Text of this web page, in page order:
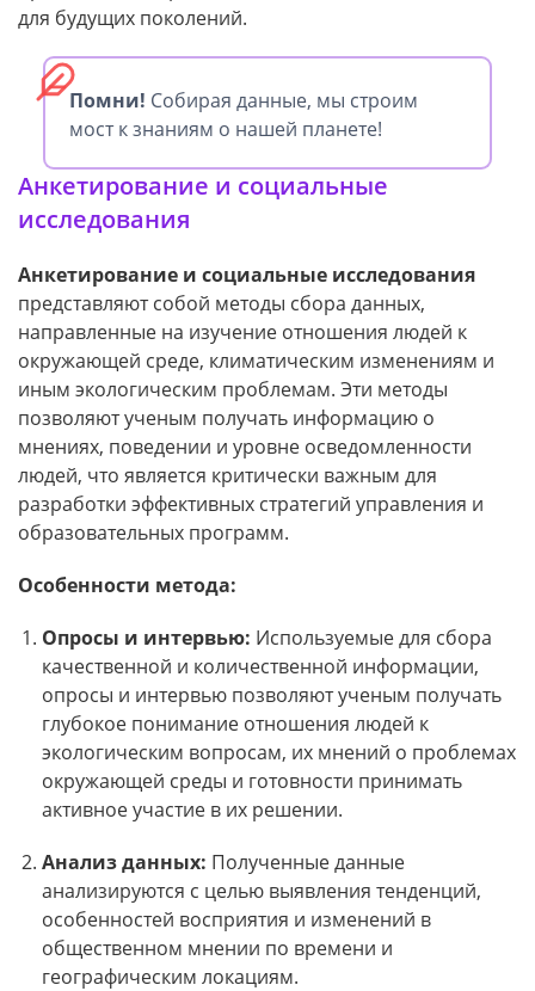
для будущих поколений.
Помни! Собирая данные, мы строим
мост к знаниям о нашей планете!
Анкетирование и социальные
исследования
Анкетирование и социальные исследования
представляют собой методы сбора данных,
направленные на изучение отношения людей к
окружающей среде, климатическим изменениям и
иным экологическим проблемам. Эти методы
позволяют ученым получать информацию о
мнениях, поведении и уровне осведомленности
людей, что является критически важным для
разработки эффективных стратегий управления и
образовательных программ.
Особенности метода:
Опросы и интервью: Используемые для сбора
качественной и количественной информации,
опросы и интервью позволяют ученым получать
глубокое понимание отношения людей к
экологическим вопросам, их мнений о проблемах
окружающей среды и готовности принимать
активное участие в их решении.
Анализ данных: Полученные данные
анализируются с целью выявления тенденций,
особенностей восприятия и изменений в
общественном мнении по времени и
географическим локациям.